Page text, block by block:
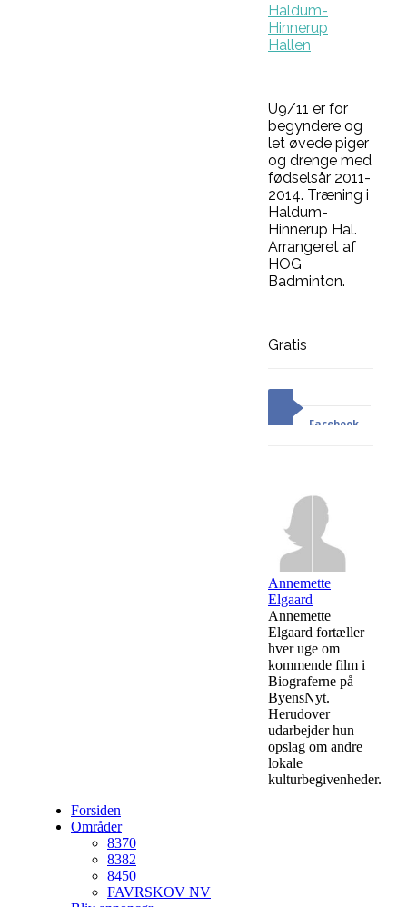
Haldum-
Hinnerup
Hallen
U9/11 er for
begyndere og
let øvede piger
og drenge med
fødselsår 2011-
2014. Træning i
Haldum-
Hinnerup Hal.
Arrangeret af
HOG
Badminton.
Gratis
Facebook
Annemette
Elgaard
Annemette
Elgaard fortæller
hver uge om
kommende film i
Biograferne på
ByensNyt.
Herudover
udarbejder hun
opslag om andre
lokale
kulturbegivenheder.
Forsiden
Områder
8370
8382
8450
FAVRSKOV NV